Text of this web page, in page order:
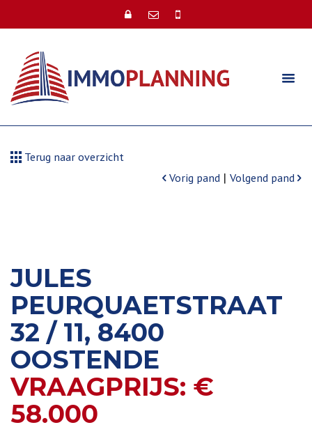
Terug naar overzicht
Vorig pand | Volgend pand
JULES
PEURQUAETSTRAAT
32 / 11, 8400
OOSTENDE
VRAAGPRIJS: €
58.000